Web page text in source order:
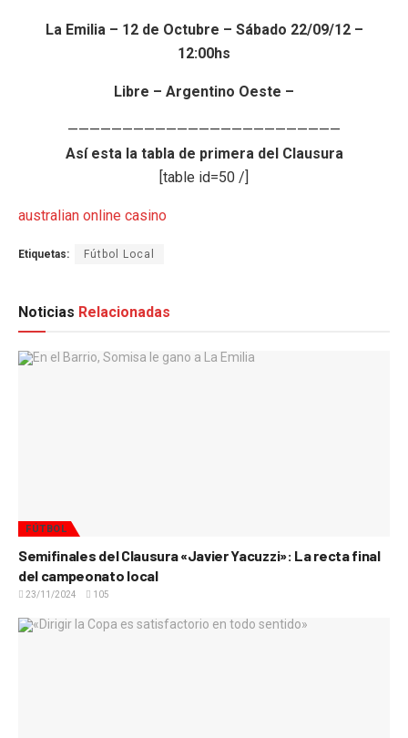
La Emilia – 12 de Octubre – Sábado 22/09/12 –
12:00hs
Libre – Argentino Oeste –
—————————————————————————
Así esta la tabla de primera del Clausura
[table id=50 /]
australian online casino
Etiquetas: Fútbol Local
Noticias Relacionadas
FÚTBOL
Semifinales del Clausura «Javier Yacuzzi»: La recta final
del campeonato local
23/11/2024 105